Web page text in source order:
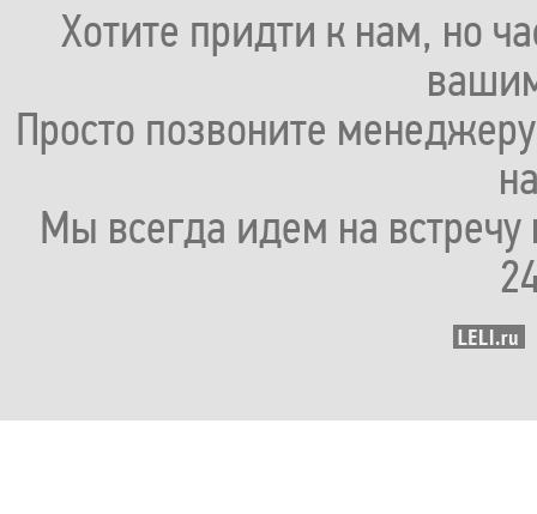
Хотите придти к нам, но
Просто позвоните
Мы всегда идем на